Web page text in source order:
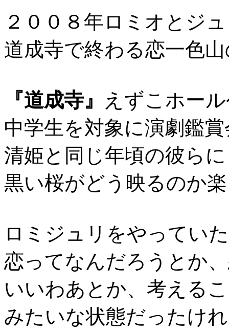
２００８年ロミオとジ
道成寺で終わる恋一色
『道成寺』
えずこホー
中学生を対象に演劇鑑
清姫と同じ年頃の彼らに
黒い桜がどう映るのか
ロミジュリをやってい
恋ってなんだろうとか
いいわあとか、考える
みたいな状態だったけ